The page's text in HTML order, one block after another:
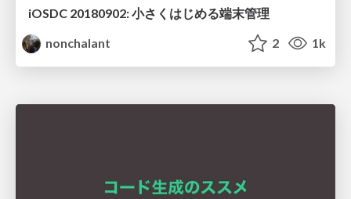
iOSDC 20180902: 小さくはじめる端末管理
nonchalant
2 1k